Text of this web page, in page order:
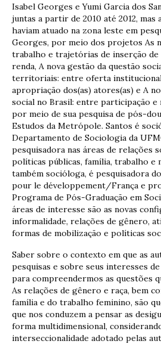
Isabel Georges e Yumi Garcia dos
juntas a partir de 2010 até 2012,
haviam atuado na zona leste em
Georges, por meio dos projetos As
trabalho e trajetórias de inserção de
renda, A nova gestão da questão
territoriais: entre oferta
apropriação dos(as) atores(as) e A
social no Brasil: entre participação e
por meio de sua pesquisa de pós-
Estudos da Metrópole. Santos é
Departamento de Sociologia da
pesquisadora nas áreas de relações
políticas públicas, família, trabalho e
também socióloga, é pesquisadora
pour le développement/França e
Programa de Pós-Graduação em
áreas de interesse são as novas
informalidade, relações de gênero,
formas de mobilização e políticas
Saber sobre o contexto em que as
pesquisas e sobre seus interesses
para compreendermos as questões
As relações de gênero e raça, bem
família e do trabalho feminino, são
que nos conduzem a pensar as
forma multidimensional,
interseccionalidade adotado pelas